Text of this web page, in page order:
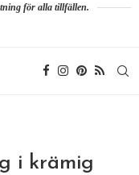
för alla tillfällen.
i krämig